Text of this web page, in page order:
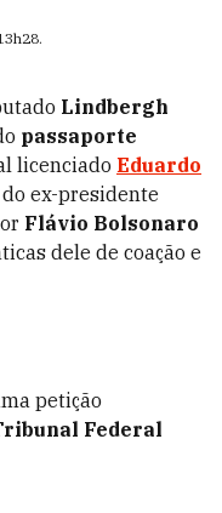
.
Lindbergh
passaporte
licenciado Eduardo
ex-presidente
Flávio Bolsonaro
dele de coação e
petição
Federal